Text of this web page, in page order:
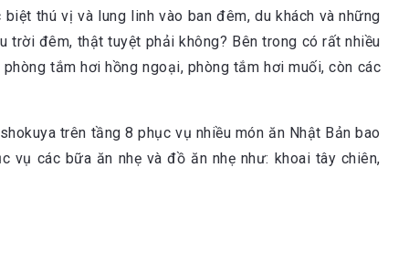
thú vị và lung linh vào ban đêm, du khách và những
trời đêm, thật tuyệt phải không? Bên trong có rất nhiều
tắm hơi hồng ngoại, phòng tắm hơi muối, còn các
trên tầng 8 phục vụ nhiều món ăn Nhật Bản bao
vụ các bữa ăn nhẹ và đồ ăn nhẹ như: khoai tây chiên,